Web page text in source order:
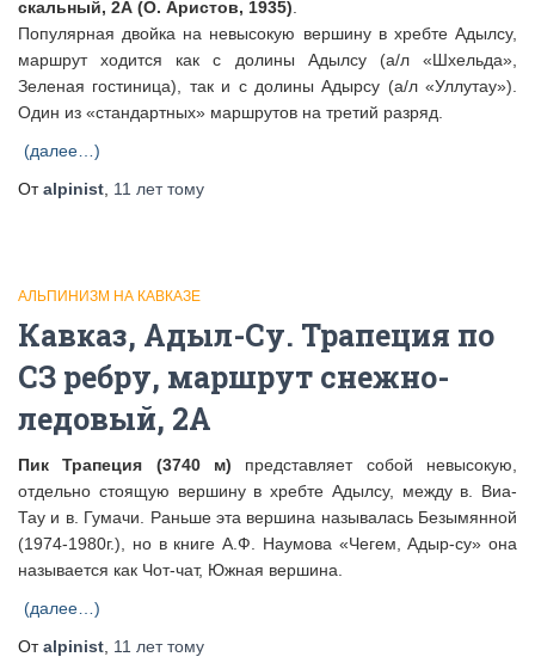
скальный, 2А (О. Аристов, 1935)
Популярная двойка на невысокую вершину в хребте Адылсу,
маршрут ходится как с долины Адылсу (а/л «Шхельда»,
Зеленая гостиница), так и с долины Адырсу (а/л «Уллутау»).
Один из «стандартных» маршрутов на третий разряд.
(далее…)
Отalpinist 11 леттому
АЛЬПИНИЗМ НА КАВКАЗЕ
Кавказ, Адыл-Су. Трапеция по
СЗ ребру, маршрут снежно-
ледовый, 2А
Пик Трапеция (3740 м) представляет собой невысокую,
отдельно стоящую вершину в хребте Адылсу, между в. Виа-
Тау и в. Гумачи. Раньше эта вершина называлась Безымянной
(1974-1980г.), но в книге А.Ф. Наумова «Чегем, Адыр-су» она
называется как Чот-чат, Южная вершина.
(далее…)
Отalpinist 11 леттому